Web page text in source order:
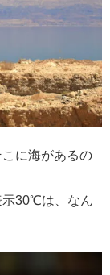
に海があるの
示30℃は、なん